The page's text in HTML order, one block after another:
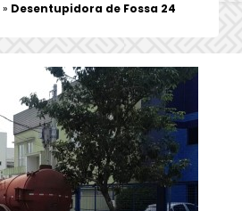
» Desentupidora de Fossa 24